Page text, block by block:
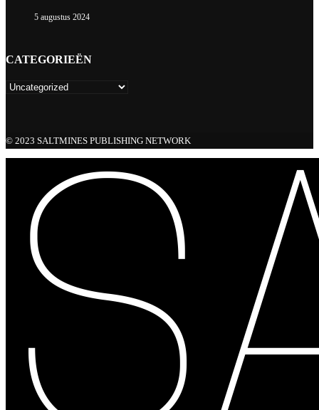
5 augustus 2024
CATEGORIEËN
© 2023 SALTMINES PUBLISHING NETWORK